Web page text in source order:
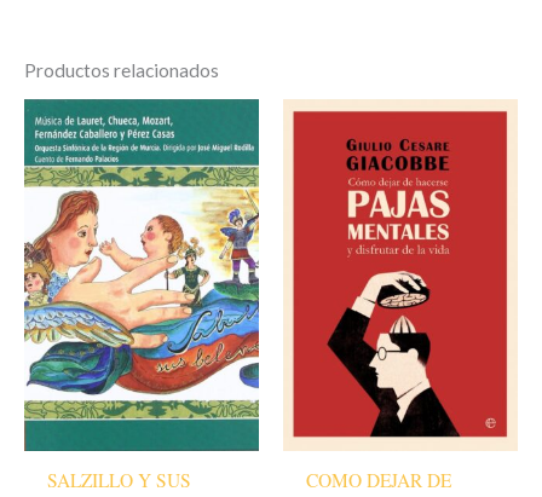
Productos relacionados
SALZILLO Y SUS
COMO DEJAR DE